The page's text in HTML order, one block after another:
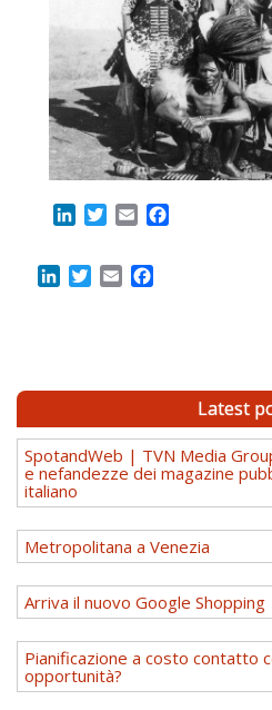
LinkedInTwitterEmail
LinkedInTwitter
Email
Latest
SpotandWeb | TVN Media
e nefandezze dei magazine
italiano
Metropolitana a Venezia
Arriva il nuovo Google Shopping
Pianificazione a costo contatto
opportunità?